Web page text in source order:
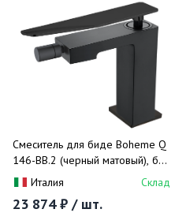
Смеситель для биде Boheme Q
146-BB.2 (черный матовый), без
донного клапана
Италия Склад
23 874 ₽ / шт.